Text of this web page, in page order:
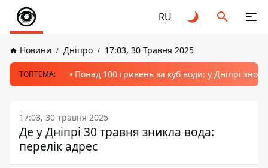
RU
Новини Дніпро 17:03, 30 Травня 2025
ТОПТЕМА: Понад 100 гривень за куб води: у Дніпрі
17:03, 30 травня 2025
Де у Дніпрі 30 травня зникла вода:
перелік адрес